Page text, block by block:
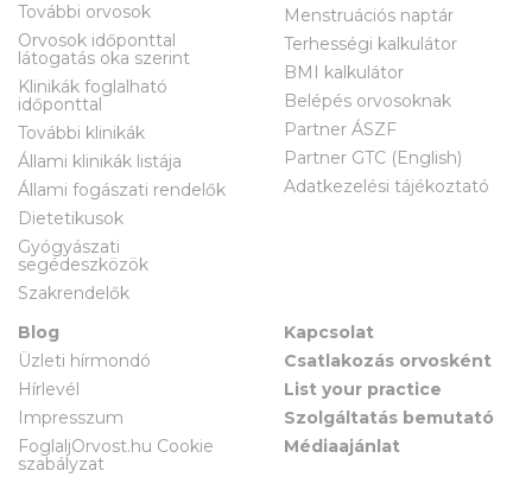
További orvosok
Orvosok időponttal
látogatás oka szerint
Klinikák foglalható
időponttal
További klinikák
Állami klinikák listája
Állami fogászati rendelők
Dietetikusok
Gyógyászati
segédeszközök
Szakrendelők
Menstruációs naptár
Terhességi kalkulátor
BMI kalkulátor
Belépés orvosoknak
Partner ÁSZF
Partner GTC (English)
Adatkezelési tájékoztató
Blog
Üzleti hírmondó
Hírlevél
Impresszum
FoglaljOrvost.hu Cookie
szabályzat
Kapcsolat
Csatlakozás orvosként
List your practice
Szolgáltatás bemutató
Médiaajánlat